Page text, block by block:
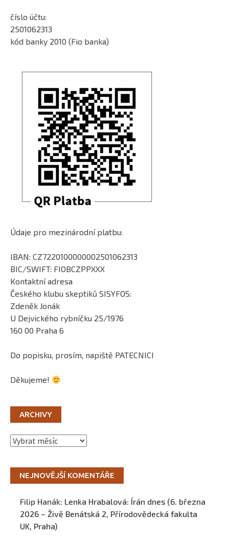
číslo účtu:
2501062313
kód banky 2010 (Fio banka)
Údaje pro mezinárodní platbu:
IBAN: CZ7220100000002501062313
BIC/SWIFT: FIOBCZPPXXX
Kontaktní adresa
Českého klubu skeptiků SISYFOS:
Zdeněk Jonák
U Dejvického rybníčku 25/1976
160 00 Praha 6
Do popisku, prosím, napiště PATECNICI
Děkujeme!
ARCHIVY
Archivy
NEJNOVĚJŠÍ KOMENTÁŘE
Filip Hanák: Lenka Hrabalová: Írán dnes (6. března
2026 – Živě Benátská 2, Přírodovědecká fakulta
UK, Praha)